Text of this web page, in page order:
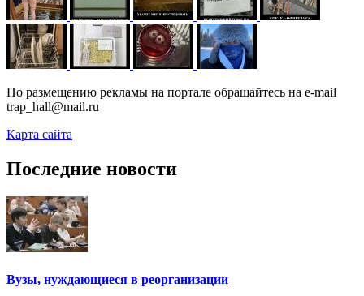
По размещению рекламы на портале обращайтесь на e-mail
trap_hall@mail.ru
Карта сайта
Последние новости
Вузы, нуждающиеся в реорганизации